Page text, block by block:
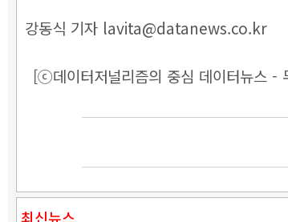
강동식 기자 lavita@datanews.co.kr
[ⓒ데이터저널리즘의 중심 데이터뉴스 -
최신뉴스